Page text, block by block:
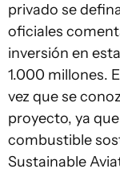
privado se
oficiales
inversión en
1.000 millones.
vez que se
proyecto, ya
combustible
Sustainable